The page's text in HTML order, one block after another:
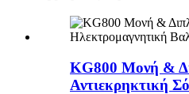
KG800 Μονή &
Αντιεκρηκτική